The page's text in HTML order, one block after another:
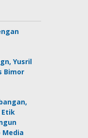
Yusril
Bimor
Etik
Media